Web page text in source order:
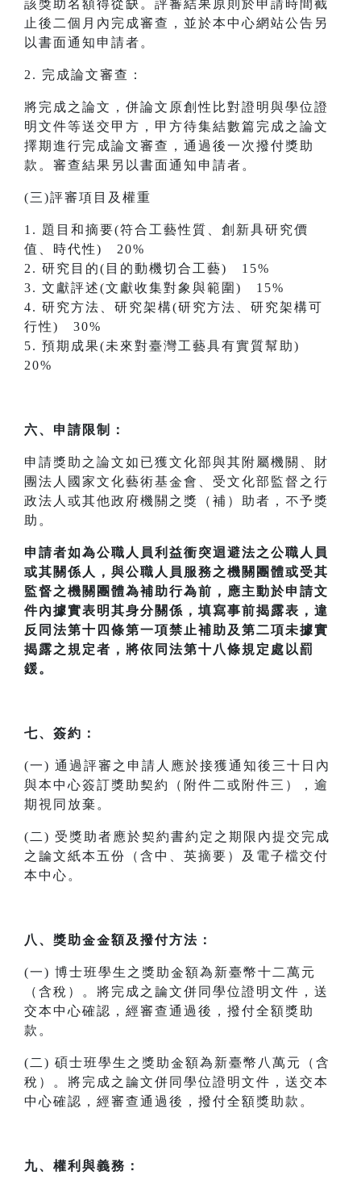
該獎助名額得從缺。評審結果原則於申請時間截
止後二個月內完成審查，並於本中心網站公告另
以書面通知申請者。
2. 完成論文審查：
將完成之論文，併論文原創性比對證明與學位證
明文件等送交甲方，甲方待集結數篇完成之論文
擇期進行完成論文審查，通過後一次撥付獎助
款。審查結果另以書面通知申請者。
(三)評審項目及權重
1. 題目和摘要(符合工藝性質、創新具研究價
值、時代性) 20%
2. 研究目的(目的動機切合工藝) 15%
3. 文獻評述(文獻收集對象與範圍) 15%
4. 研究方法、研究架構(研究方法、研究架構可
行性) 30%
5. 預期成果(未來對臺灣工藝具有實質幫助)
20%
六、申請限制：
申請獎助之論文如已獲文化部與其附屬機關、財
團法人國家文化藝術基金會、受文化部監督之行
政法人或其他政府機關之獎（補）助者，不予獎
助。
申請者如為公職人員利益衝突迴避法之公職人員
或其關係人，與公職人員服務之機關團體或受其
監督之機關團體為補助行為前，應主動於申請文
件內據實表明其身分關係，填寫事前揭露表，違
反同法第十四條第一項禁止補助及第二項未據實
揭露之規定者，將依同法第十八條規定處以罰
鍰。
七、簽約：
(一) 通過評審之申請人應於接獲通知後三十日內
與本中心簽訂獎助契約（附件二或附件三），逾
期視同放棄。
(二) 受獎助者應於契約書約定之期限內提交完成
之論文紙本五份（含中、英摘要）及電子檔交付
本中心。
八、獎助金金額及撥付方法：
(一) 博士班學生之獎助金額為新臺幣十二萬元
（含稅）。將完成之論文併同學位證明文件，送
交本中心確認，經審查通過後，撥付全額獎助
款。
(二) 碩士班學生之獎助金額為新臺幣八萬元（含
稅）。將完成之論文併同學位證明文件，送交本
中心確認，經審查通過後，撥付全額獎助款。
九、權利與義務：